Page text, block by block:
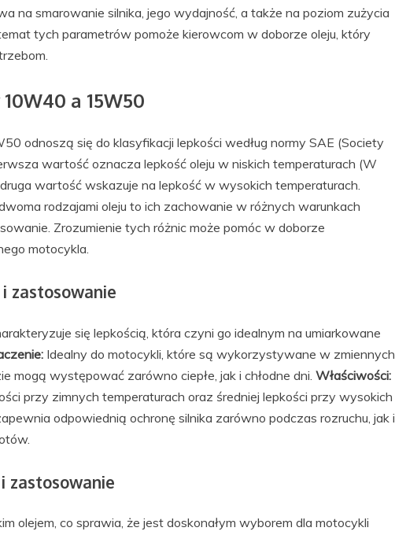
na smarowanie silnika, jego wydajność, a także na poziom zużycia
tych parametrów pomoże kierowcom w doborze oleju, który
a 15W50
odnoszą się do klasyfikacji lepkości według normy SAE (Society
wartość oznacza lepkość oleju w niskich temperaturach (W
wartość wskazuje na lepkość w wysokich temperaturach.
rodzajami oleju to ich zachowanie w różnych warunkach
Zrozumienie tych różnic może pomóc w doborze
motocykla.
zastosowanie
się lepkością, która czyni go idealnym na umiarkowane
Idealny do motocykli, które są wykorzystywane w zmiennych
mogą występować zarówno ciepłe, jak i chłodne dni. Właściwości:
przy zimnych temperaturach oraz średniej lepkości przy wysokich
odpowiednią ochronę silnika zarówno podczas rozruchu, jak i
zastosowanie
olejem, co sprawia, że jest doskonałym wyborem dla motocykli